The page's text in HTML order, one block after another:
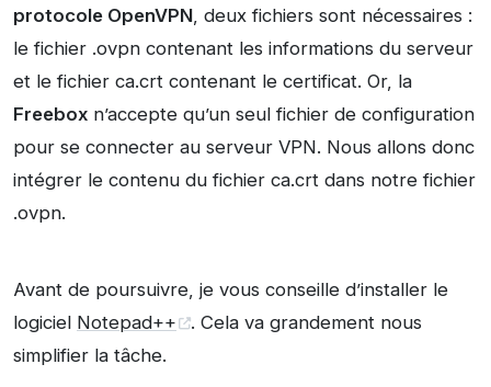
protocole OpenVPN, deux fichiers sont nécessaires :
le fichier .ovpn contenant les informations du serveur
et le fichier ca.crt contenant le certificat. Or, la
Freebox n’accepte qu’un seul fichier de configuration
pour se connecter au serveur VPN. Nous allons donc
intégrer le contenu du fichier ca.crt dans notre fichier
.ovpn.
Avant de poursuivre, je vous conseille d’installer le
logiciel Notepad++
. Cela va grandement nous
simplifier la tâche.